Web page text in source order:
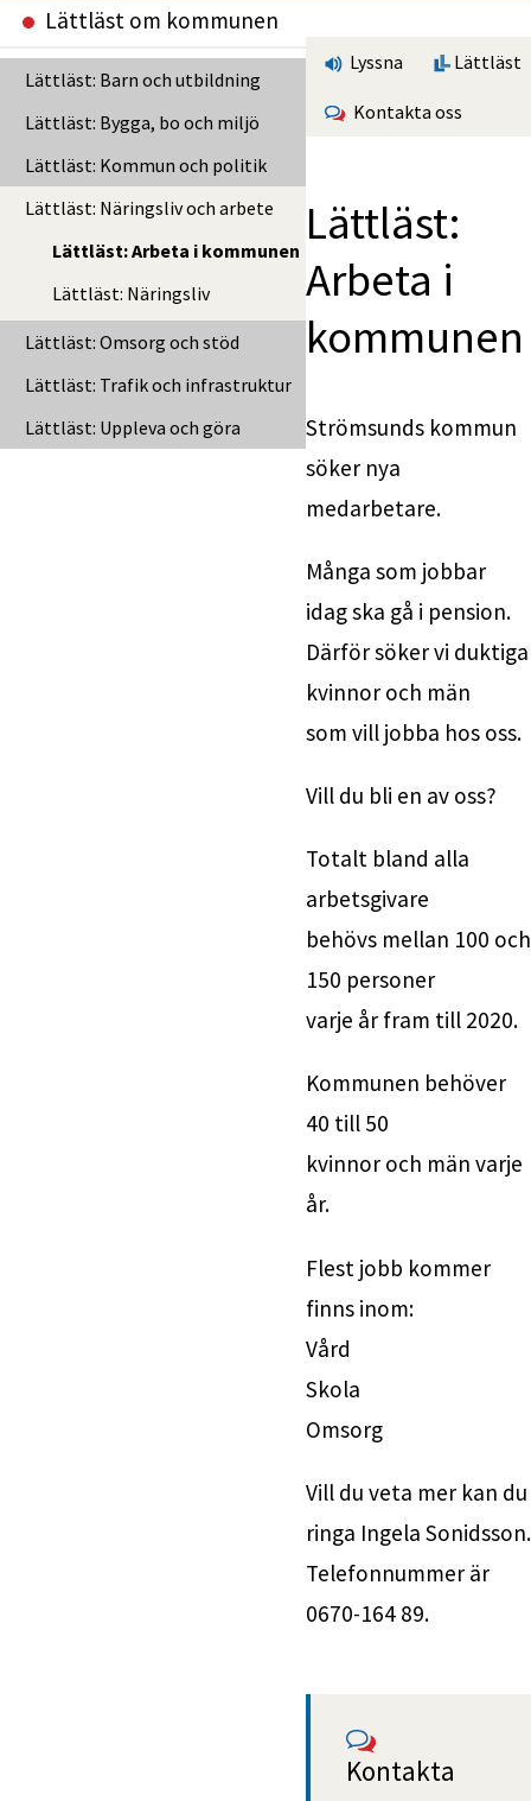
Lättläst om kommunen
Lättläst: Barn och utbildning
Lättläst: Bygga, bo och miljö
Lättläst: Kommun och politik
Lättläst: Näringsliv och arbete
Lättläst: Arbeta i kommunen
Lättläst: Näringsliv
Lättläst: Omsorg och stöd
Lättläst: Trafik och infrastruktur
Lättläst: Uppleva och göra
Lyssna Lättläst
Kontakta oss
Lättläst:
Arbeta i
kommunen
Strömsunds kommun
söker nya
medarbetare.
Många som jobbar
idag ska gå i pension.
Därför söker vi duktiga
kvinnor och män
som vill jobba hos oss.
Vill du bli en av oss?
Totalt bland alla
arbetsgivare
behövs mellan 100 och
150 personer
varje år fram till 2020.
Kommunen behöver
40 till 50
kvinnor och män varje
år.
Flest jobb kommer
finns inom:
Vård
Skola
Omsorg
ringa Ingela Sonidsson.
Telefonnummer är
0670-164 89.
Kontakta